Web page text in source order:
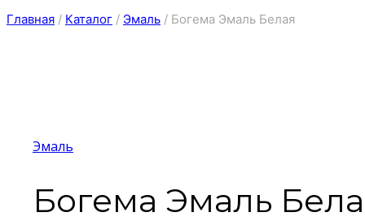
Главная / Каталог / Эмаль / Богема Эмаль Белая
Эмаль
Богема Эмаль